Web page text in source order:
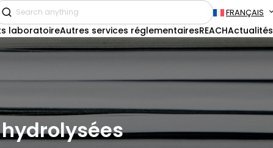
FRANÇAIS
laboratoireAutres services réglementairesREACHActualités